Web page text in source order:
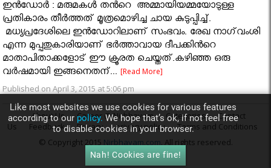
ഇൻഡോർ : മരുമകൾ തൻറെ അമ്മായിയമ്മയോടുള്ള
പ്രതികാരം തീർത്തത് മൂത്രമൊഴിച്ച ചായ കുടുപ്പിച്ച്.
മധ്യപ്രദേശിലെ ഇന്‍ഡോറിലാണ് സംഭവം. രേഖ നാഗ്‌വംശി
എന്ന മുപ്പതുകാരിയാണ് ഭര്‍ത്താവായ ദീപക്കിന്‍റെ
മാതാപിതാക്കളോട് ഈ ക്രൂരത ചെയ്തത്.കഴിഞ്ഞ ഒരു
വര്‍ഷമായി ഇങ്ങനെതന്...[Read More]
Published on April 3, 2015 at 5:06 pm
About Us Career @ Nirbhayam Categories
Contact
Us
Feedback Privacy privacy policy
Terms and Conditions
© Copyright 2015 Nirbhayam.com. All rights reserved.
Like most websites we use cookies for various features
according to our policy. We hope that’s ok, if not feel free
to disable cookies in your browser.
Nah! Cookies are fine!